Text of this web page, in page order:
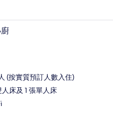
式嬰兒床 舒適客房, 小廚 |
分
(按實質預訂人數入住)
人床及 1 張單人床